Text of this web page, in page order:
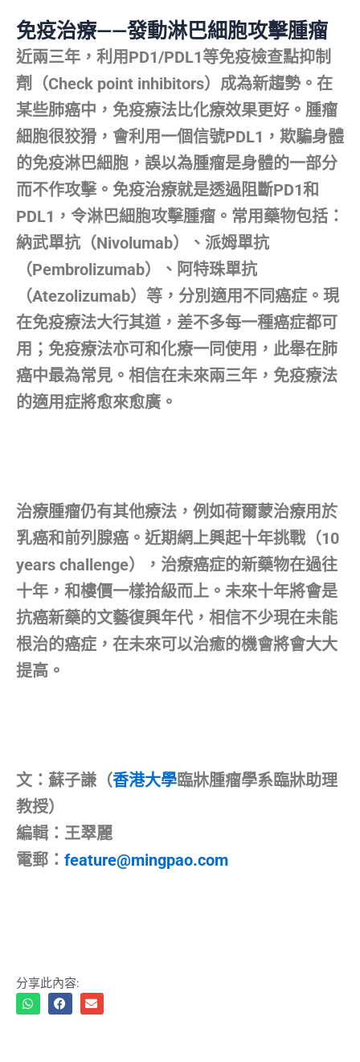
免疫治療——發動淋巴細胞攻擊腫瘤
近兩三年，利用PD1/PDL1等免疫檢查點抑制
劑（Check point inhibitors）成為新趨勢。在
某些肺癌中，免疫療法比化療效果更好。腫瘤
細胞很狡猾，會利用一個信號PDL1，欺騙身體
的免疫淋巴細胞，誤以為腫瘤是身體的一部分
而不作攻擊。免疫治療就是透過阻斷PD1和
PDL1，令淋巴細胞攻擊腫瘤。常用藥物包括：
納武單抗（Nivolumab）、派姆單抗
（Pembrolizumab）、阿特珠單抗
（Atezolizumab）等，分別適用不同癌症。現
在免疫療法大行其道，差不多每一種癌症都可
用；免疫療法亦可和化療一同使用，此舉在肺
癌中最為常見。相信在未來兩三年，免疫療法
的適用症將愈來愈廣。
治療腫瘤仍有其他療法，例如荷爾蒙治療用於
乳癌和前列腺癌。近期網上興起十年挑戰（10
years challenge），治療癌症的新藥物在過往
十年，和樓價一樣拾級而上。未來十年將會是
抗癌新藥的文藝復興年代，相信不少現在未能
根治的癌症，在未來可以治癒的機會將會大大
提高。
文：蘇子謙（香港大學臨牀腫瘤學系臨牀助理
教授）
編輯：王翠麗
電郵： feature@mingpao.com
分享此內容: